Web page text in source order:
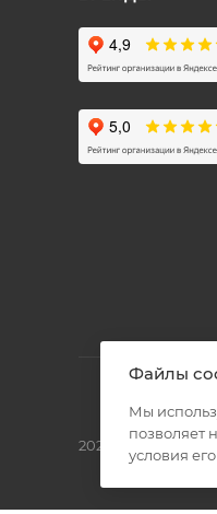
2026 © Полиграф
Файлы
Мы
позволяет
условия